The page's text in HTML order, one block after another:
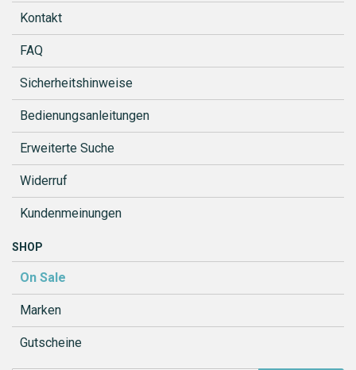
Kontakt
FAQ
Sicherheitshinweise
Bedienungsanleitungen
Erweiterte Suche
Widerruf
Kundenmeinungen
SHOP
On Sale
Marken
Gutscheine